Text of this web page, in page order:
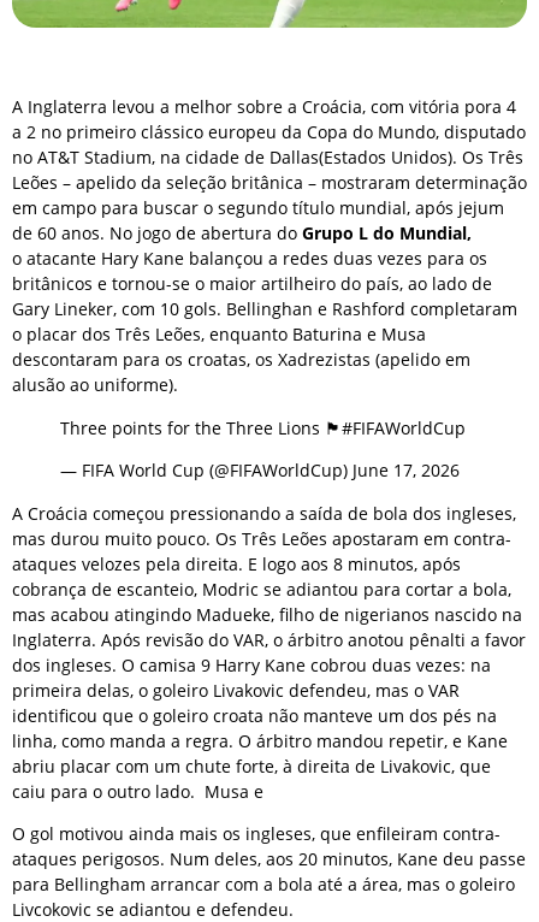
A Inglaterra levou a melhor sobre a Croácia, com vitória pora 4
a 2 no primeiro clássico europeu da Copa do Mundo, disputado
no AT&T Stadium, na cidade de Dallas(Estados Unidos). Os Três
Leões – apelido da seleção britânica – mostraram determinação
em campo para buscar o segundo título mundial, após jejum
de 60 anos. No jogo de abertura do Grupo L do Mundial,
o atacante Hary Kane balançou a redes duas vezes para os
britânicos e tornou-se o maior artilheiro do país, ao lado de
Gary Lineker, com 10 gols. Bellinghan e Rashford completaram
o placar dos Três Leões, enquanto Baturina e Musa
descontaram para os croatas, os Xadrezistas (apelido em
alusão ao uniforme).
Three points for the Three Lions 🏴󠁧󠁢󠁥󠁮󠁧󠁿#FIFAWorldCup
— FIFA World Cup (@FIFAWorldCup) June 17, 2026
A Croácia começou pressionando a saída de bola dos ingleses,
mas durou muito pouco. Os Três Leões apostaram em contra-
ataques velozes pela direita. E logo aos 8 minutos, após
cobrança de escanteio, Modric se adiantou para cortar a bola,
mas acabou atingindo Madueke, filho de nigerianos nascido na
Inglaterra. Após revisão do VAR, o árbitro anotou pênalti a favor
dos ingleses. O camisa 9 Harry Kane cobrou duas vezes: na
primeira delas, o goleiro Livakovic defendeu, mas o VAR
identificou que o goleiro croata não manteve um dos pés na
linha, como manda a regra. O árbitro mandou repetir, e Kane
abriu placar com um chute forte, à direita de Livakovic, que
caiu para o outro lado. Musa e
O gol motivou ainda mais os ingleses, que enfileiram contra-
ataques perigosos. Num deles, aos 20 minutos, Kane deu passe
para Bellingham arrancar com a bola até a área, mas o goleiro
Livcokovic se adiantou e defendeu.